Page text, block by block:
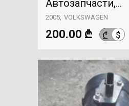
Автозапчасти,
VOLKSWAGEN
2005 VOLKSWAGEN
200.00 ₾ ₾ $